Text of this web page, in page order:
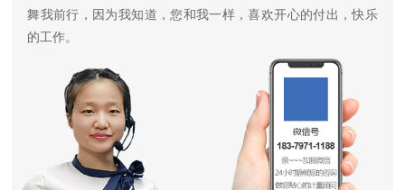
舞我前行，因为我知道，您和我一样，喜欢开心的付出，快乐
的工作。